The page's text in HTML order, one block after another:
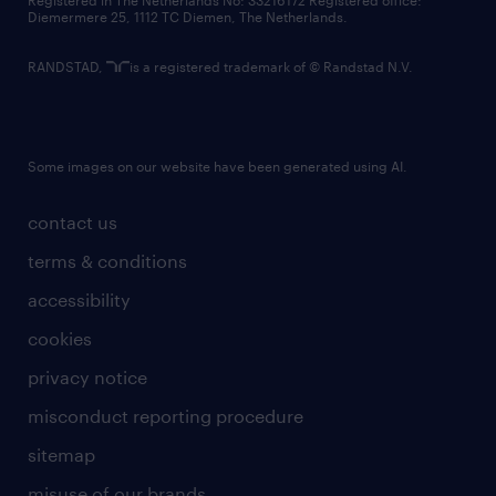
contact us
terms & conditions
accessibility
cookies
privacy notice
misconduct reporting procedure
sitemap
Diemermere 25, 1112 TC Diemen, The Netherlands.
RANDSTAD, is a registered trademark of © Randstad N.V.
Some images on our website have been generated using AI.